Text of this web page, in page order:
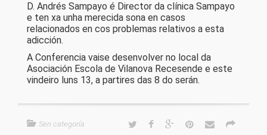
D. Andrés Sampayo é Director da clínica Sampayo
e ten xa unha merecida sona en casos
relacionados en cos problemas relativos a esta
adicción.
A Conferencia vaise desenvolver no local da
Asociación Escola de Vilanova Recesende e este
vindeiro luns 13, a partires das 8 do serán.
Sen categoría